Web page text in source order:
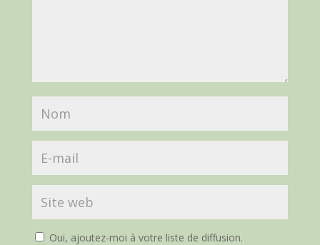
Oui, ajoutez-moi à votre liste de diffusion.